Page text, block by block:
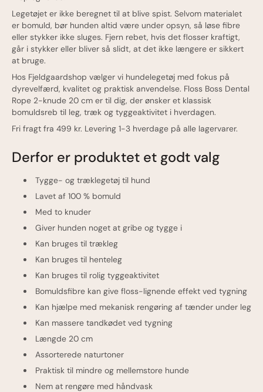
Legetøjet er ikke beregnet til at blive spist. Selvom materialet
er bomuld, bør hunden altid være under opsyn, så løse fibre
eller stykker ikke sluges. Fjern rebet, hvis det flosser kraftigt,
går i stykker eller bliver så slidt, at det ikke længere er sikkert
at bruge.
Hos Fjeldgaardshop vælger vi hundelegetøj med fokus på
dyrevelfærd, kvalitet og praktisk anvendelse. Floss Boss Dental
Rope 2-knude 20 cm er til dig, der ønsker et klassisk
bomuldsreb til leg, træk og tyggeaktivitet i hverdagen.
Fri fragt fra 499 kr. Levering 1-3 hverdage på alle lagervarer.
Derfor er produktet et godt valg
Tygge- og træklegetøj til hund
Lavet af 100 % bomuld
Med to knuder
Giver hunden noget at gribe og tygge i
Kan bruges til trækleg
Kan bruges til henteleg
Kan bruges til rolig tyggeaktivitet
Bomuldsfibre kan give floss-lignende effekt ved tygning
Kan hjælpe med mekanisk rengøring af tænder under leg
Kan massere tandkødet ved tygning
Længde 20 cm
Assorterede naturtoner
Praktisk til mindre og mellemstore hunde
Nem at rengøre med håndvask